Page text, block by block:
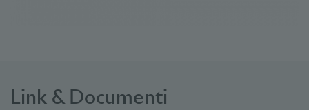
Link & Documenti